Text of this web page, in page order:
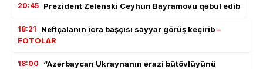
20:45 Prezident Zelenski Ceyhun Bayramovu qəbul edib
18:21 Neftçalanın icra başçısı səyyar görüş keçirib–
FOTOLAR
18:00
“Azərbaycan Ukraynanın ərazi bütövlüyünü